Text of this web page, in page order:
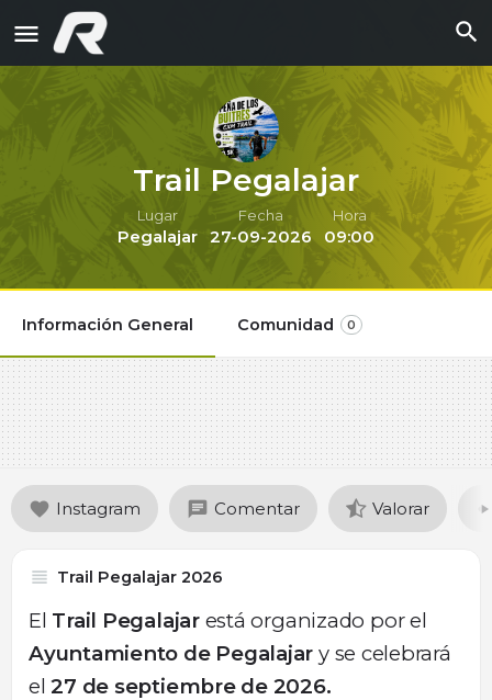
Trail Pegalajar
Lugar
Pegalajar
Fecha
27-09-2026
Hora
09:00
Información General Comunidad 0
Instagram Comentar Valorar
Trail Pegalajar 2026
El Trail Pegalajarestá organizado por el
Ayuntamiento de Pegalajar y se celebrará
el27 de septiembre de 2026.